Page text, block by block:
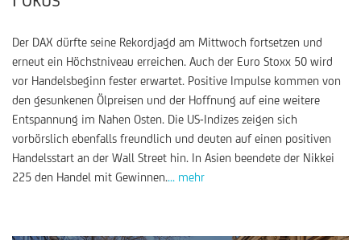
Der DAX dürfte seine Rekordjagd am Mittwoch fortsetzen und
erneut ein Höchstniveau erreichen. Auch der Euro Stoxx 50 wird
vor Handelsbeginn fester erwartet. Positive Impulse kommen von
den gesunkenen Ölpreisen und der Hoffnung auf eine weitere
Entspannung im Nahen Osten. Die US-Indizes zeigen sich
vorbörslich ebenfalls freundlich und deuten auf einen positiven
Handelsstart an der Wall Street hin. In Asien beendete der Nikkei
225 den Handel mit Gewinnen.... mehr